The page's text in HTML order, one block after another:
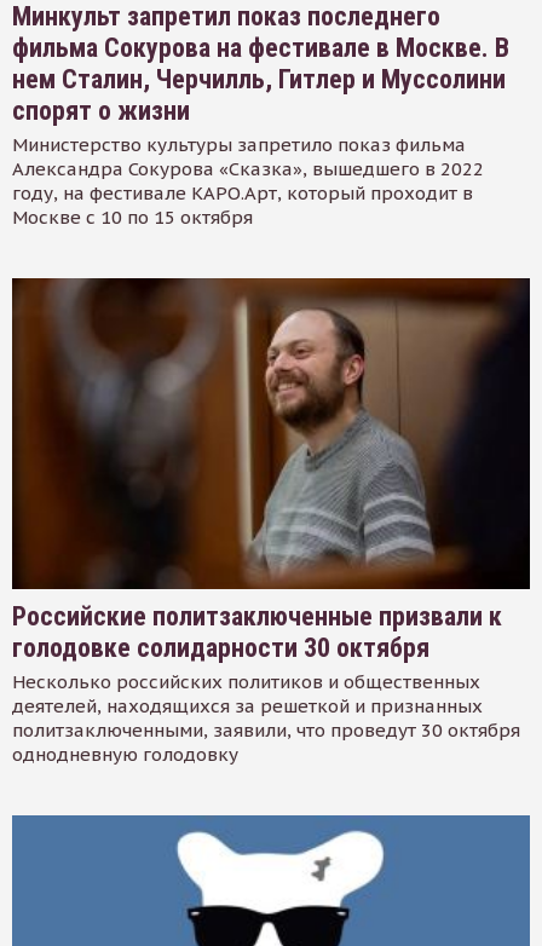
Минкульт запретил показ последнего
фильма Сокурова на фестивале в Москве. В
нем Сталин, Черчилль, Гитлер и Муссолини
спорят о жизни
Министерство культуры запретило показ фильма
Александра Сокурова «Сказка», вышедшего в 2022
году, на фестивале КАРО.Арт, который проходит в
Москве с 10 по 15 октября
Российские политзаключенные призвали к
голодовке солидарности 30 октября
Несколько российских политиков и общественных
деятелей, находящихся за решеткой и признанных
политзаключенными, заявили, что проведут 30 октября
однодневную голодовку